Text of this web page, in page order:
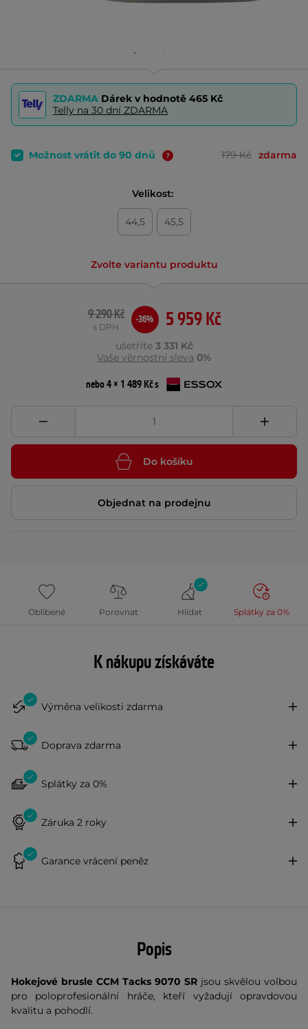
ZDARMA Dárek v hodnotě 465 Kč
Telly na 30 dní ZDARMA
Možnost vrátit do 90 dnů 179 Kč zdarma
Velikost:
44,5 45,5
Zvolte variantu produktu
5 959 Kč
9 290 Kč
s DPH
-36%
ušetříte 3 331 Kč
Vaše věrnostní sleva 0%
nebo 4 × 1 489 Kč s
Do košíku
Objednat na prodejnu
Oblíbené Porovnat Hlídat Splátky za 0%
K nákupu získáváte
Výměna velikosti zdarma
Doprava zdarma
Splátky za 0%
Záruka 2 roky
Garance vrácení peněz
Popis
Hokejové brusle CCM Tacks 9070 SR jsou skvělou volbou
pro poloprofesionální hráče, kteří vyžadují opravdovou
kvalitu a pohodlí.